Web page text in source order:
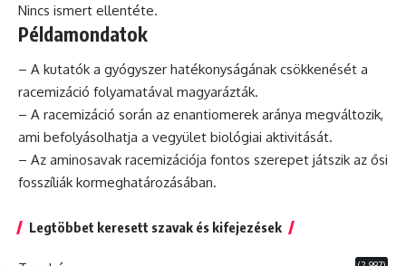
Nincs ismert ellentéte.
Példamondatok
– A kutatók a gyógyszer hatékonyságának csökkenését a
racemizáció folyamatával magyarázták.
– A racemizáció során az enantiomerek aránya megváltozik,
ami befolyásolhatja a vegyület biológiai aktivitását.
– Az aminosavak racemizációja fontos szerepet játszik az ősi
fosszíliák kormeghatározásában.
Legtöbbet keresett szavak és kifejezések